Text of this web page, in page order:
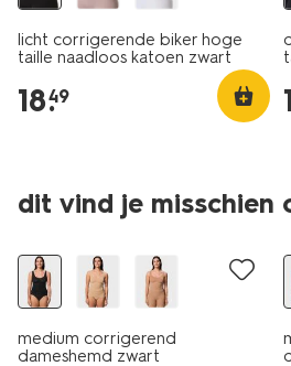
licht corrigerende biker hoge
taille naadloos katoen zwart
18.
49
dit vind je misschien
medium corrigerend
dameshemd zwart